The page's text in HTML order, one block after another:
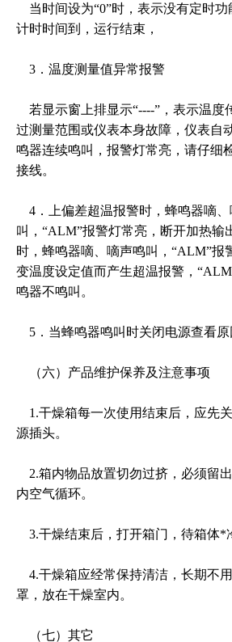
当时间设为“0”时，表示没有定时功
计时时间到，运行结束，
3．温度测量值异常报警
若显示窗上排显示“----”，表示温度
过测量范围或仪表本身故障，仪表自
鸣器连续鸣叫，报警灯常亮，请仔细
接线。
4．上偏差超温报警时，蜂鸣器嘀、
叫，“ALM”报警灯常亮，断开加热输
时，蜂鸣器嘀、嘀声鸣叫，“ALM”报
变温度设定值而产生超温报警，
鸣器不鸣叫。
5．当蜂鸣器鸣叫时关闭电源查看原
（六）产品维护保养及注意事项
1.干燥箱每一次使用结束后，应先
源插头。
2.箱内物品放置切勿过挤，必须留
内空气循环。
3.干燥结束后，打开箱门，待箱体*
4.干燥箱应经常保持清洁，长期不
罩，放在干燥室内。
（七）其它